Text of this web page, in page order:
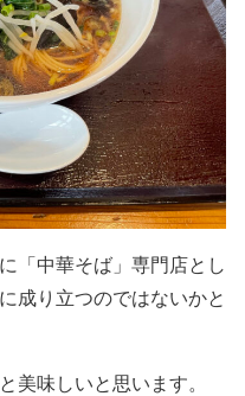
「中華そば」専門店とし
成り立つのではないかと
美味しいと思います。